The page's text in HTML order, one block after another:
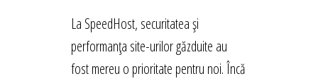
La SpeedHost, securitatea și
performanța site-urilor găzduite au
fost mereu o prioritate pentru noi. Încă